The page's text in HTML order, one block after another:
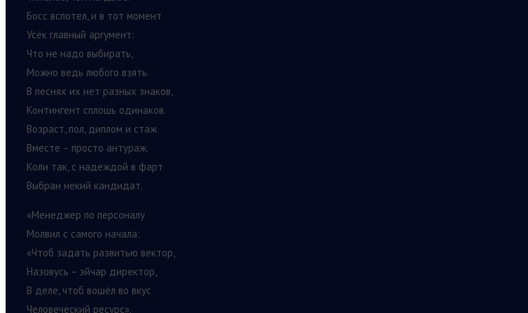
Босс вспотел, и в тот момент
Усёк главный аргумент:
Что не надо выбирать,
Можно ведь любого взять.
В песнях их нет разных знаков,
Контингент сплошь одинаков.
Возраст, пол, диплом и стаж
Вместе – просто антураж.
Коли так, с надеждой в фарт
Выбран некий кандидат.
«Менеджер по персоналу
Молвил с самого начала:
«Чтоб задать развитью вектор,
Назовусь – эйчар директор,
В деле, чтоб вошёл во вкус
Человеческий ресурс».